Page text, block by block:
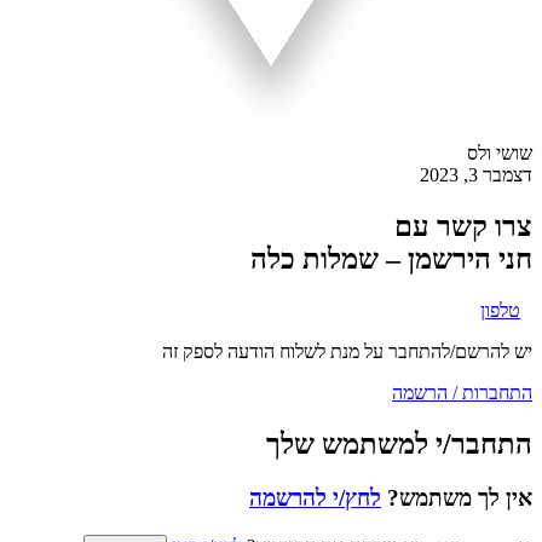
שושי ולס
דצמבר 3, 2023
צרו קשר עם
חני הירשמן – שמלות כלה
טלפון
יש להרשם/להתחבר על מנת לשלוח הודעה לספק זה
התחברות / הרשמה
התחבר/י למשתמש שלך
אין לך משתמש? לחץ/י להרשמה